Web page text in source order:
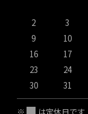
2
3
9
10
16
17
23
24
30
31
※ は定休日です